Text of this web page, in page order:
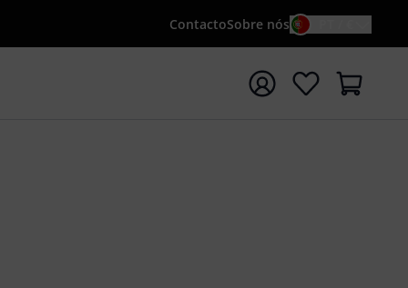
ContactoSobre nós
pesquisa com o termo de pesquisa {searchTerm}